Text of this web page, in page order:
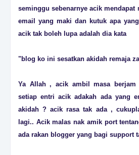
seminggu sebenarnye acik mendapat
email yang maki dan kutuk apa
acik tak boleh lupa adalah dia kata
"blog ko ini sesatkan akidah remaja
Ya Allah , acik ambil masa
setiap entri acik adakah ada yang
akidah ? acik rasa tak ada ,
lagi.. Acik malas nak amik port
ada rakan blogger yang bagi support